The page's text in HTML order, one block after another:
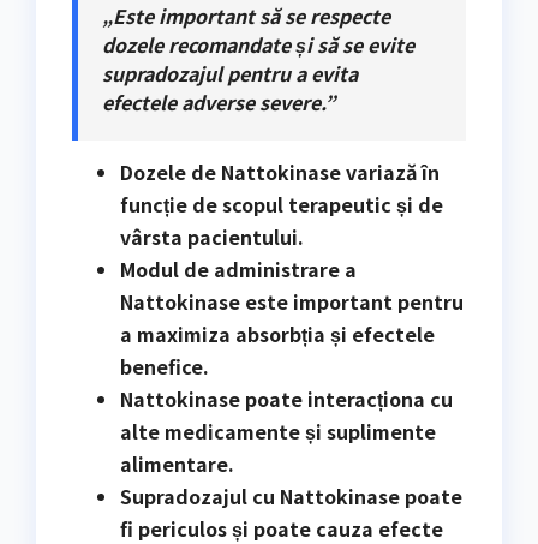
„Este important să se respecte
dozele recomandate și să se evite
supradozajul pentru a evita
efectele adverse severe.”
Dozele de Nattokinase variază în
funcție de scopul terapeutic și de
vârsta pacientului.
Modul de administrare a
Nattokinase este important pentru
a maximiza absorbția și efectele
benefice.
Nattokinase poate interacționa cu
alte medicamente și suplimente
alimentare.
Supradozajul cu Nattokinase poate
fi periculos și poate cauza efecte